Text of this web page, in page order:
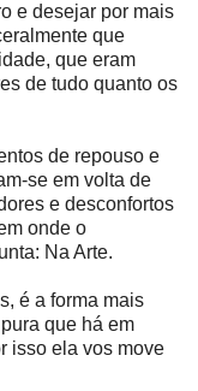
e desejar por mais
que
que eram
de tudo quanto os
de repouso e
se em volta de
e desconfortos
onde o
Na Arte.
é a forma mais
que há em
isso ela vos move